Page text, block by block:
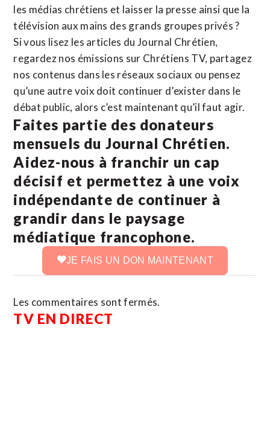
les médias chrétiens et laisser la presse ainsi que la
télévision aux mains des grands groupes privés ?
Si vous lisez les articles du Journal Chrétien,
regardez nos émissions sur Chrétiens TV, partagez
nos contenus dans les réseaux sociaux ou pensez
qu’une autre voix doit continuer d’exister dans le
débat public, alors c’est maintenant qu’il faut agir.
Faites partie des donateurs
mensuels du Journal Chrétien.
Aidez-nous à franchir un cap
décisif et permettez à une voix
indépendante de continuer à
grandir dans le paysage
médiatique francophone.
JE FAIS UN DON MAINTENANT
Les commentaires sont fermés.
TV EN DIRECT